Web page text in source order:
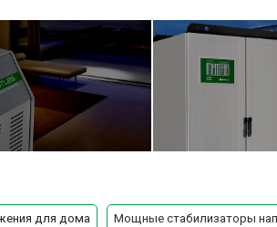
для дома Мощные стабилизаторы